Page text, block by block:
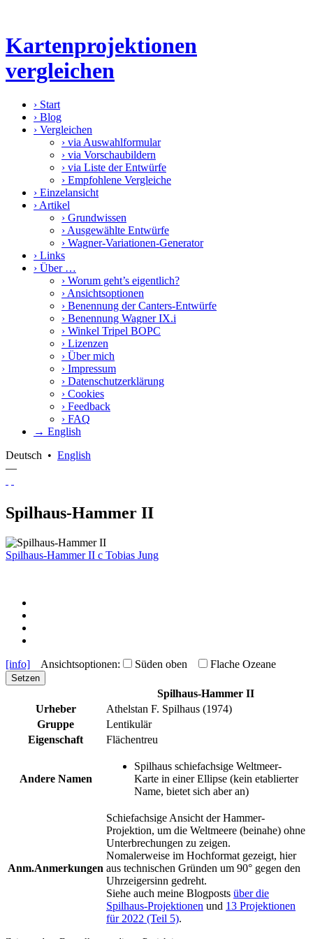
Kartenprojektionen
vergleichen
› Start
› Blog
› Vergleichen
› via Auswahlformular
› via Vorschaubildern
› via Liste der Entwürfe
› Empfohlene Vergleiche
› Einzelansicht
› Artikel
› Grundwissen
› Ausgewählte Entwürfe
› Wagner-Variationen-Generator
› Links
› Über …
› Worum geht’s eigentlich?
› Ansichtsoptionen
› Benennung der Canters-Entwürfe
› Benennung Wagner IX.i
› Winkel Tripel BOPC
› Lizenzen
› Über mich
› Impressum
› Datenschutzerklärung
› Cookies
› Feedback
› FAQ
→ English
Deutsch • English
—
Spilhaus-Hammer II
Spilhaus-Hammer II c Tobias Jung
[info] Ansichtsoptionen: Süden oben Flache Ozeane
Setzen
Spilhaus-Hammer II
Urheber
Athelstan F. Spilhaus (1974)
Gruppe
Lentikulär
Eigenschaft
Flächentreu
Andere Namen
Spilhaus schiefachsige Weltmeer-
Karte in einer Ellipse (kein etablierter
Name, bietet sich aber an)
Anm.Anmerkungen
Schiefachsige Ansicht der Hammer-
Projektion, um die Weltmeere (beinahe) ohne
Unterbrechungen zu zeigen.
Nomalerweise im Hochformat gezeigt, hier
aus technischen Gründen um 90° gegen den
Uhrzeigersinn gedreht.
Siehe auch meine Blogposts über die
Spilhaus-Projektionen und 13 Projektionen
für 2022 (Teil 5).